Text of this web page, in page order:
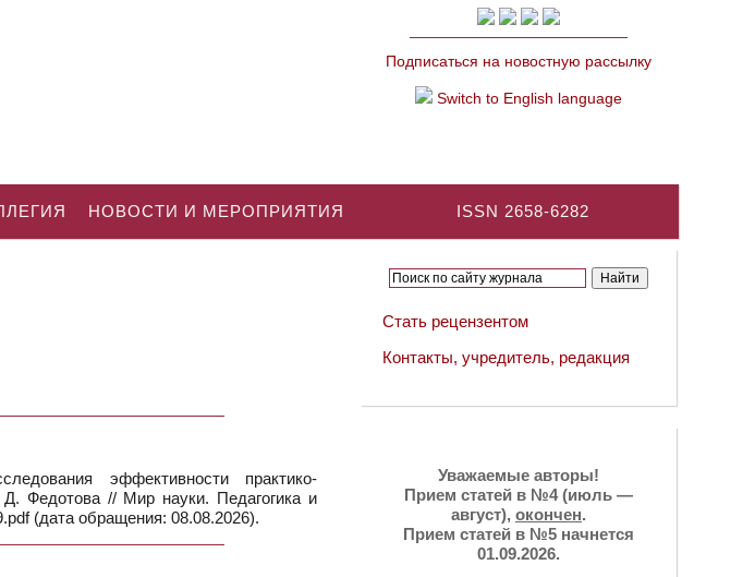
Подписаться на новостную рассылку
Switch to English language
ISSN 2658-6282
НОВОСТИ И МЕРОПРИЯТИЯ
эффективности практико-
Д. Федотова // Мир науки. Педагогика и
(дата обращения: 08.08.2026).
Стать рецензентом
Контакты, учредитель, редакция
Уважаемые авторы!
Прием статей в №4 (июль —
август), окончен.
Прием статей в №5 начнется
01.09.2026.